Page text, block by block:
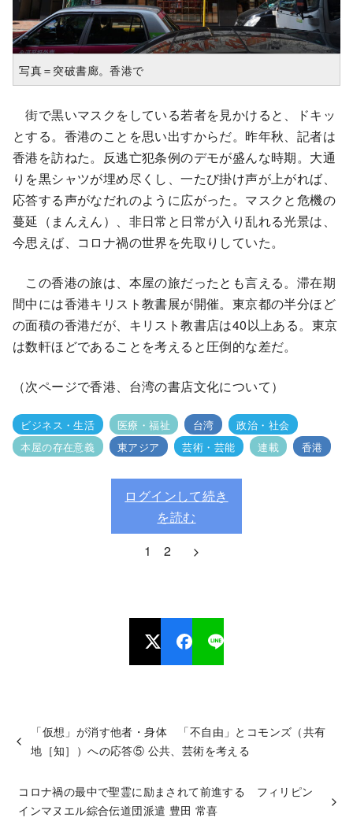
写真＝突破書廊。香港で
街で黒いマスクをしている若者を見かけると、ドキッ
とする。香港のことを思い出すからだ。昨年秋、記者は
香港を訪ねた。反逃亡犯条例のデモが盛んな時期。大通
りを黒シャツが埋め尽くし、一たび掛け声が上がれば、
応答する声がなだれのように広がった。マスクと危機の
蔓延（まんえん）、非日常と日常が入り乱れる光景は、
今思えば、コロナ禍の世界を先取りしていた。
この香港の旅は、本屋の旅だったとも言える。滞在期
間中には香港キリスト教書展が開催。東京都の半分ほど
の面積の香港だが、キリスト教書店は40以上ある。東京
は数軒ほどであることを考えると圧倒的な差だ。
（次ページで香港、台湾の書店文化について）
ビジネス・生活 医療・福祉 台湾
政治・社会
本屋の存在意義
東アジア 芸術・芸能 連載 香港
ログインして続き
を読む
1
2
「仮想」が消す他者・身体 「不自由」とコモンズ（共有
地［知］）への応答⑤ 公共、芸術を考える
コロナ禍の最中で聖霊に励まされて前進する フィリピン
インマヌエル綜合伝道団派遣 豊田 常喜